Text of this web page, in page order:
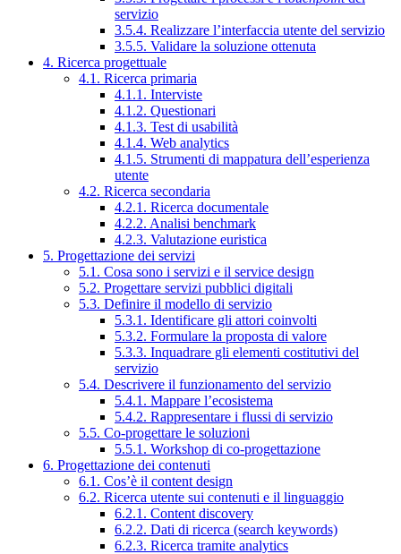
servizio
3.5.4. Realizzare l’interfaccia utente del servizio
3.5.5. Validare la soluzione ottenuta
4. Ricerca progettuale
4.1. Ricerca primaria
4.1.1. Interviste
4.1.2. Questionari
4.1.3. Test di usabilità
4.1.4. Web analytics
4.1.5. Strumenti di mappatura dell’esperienza
utente
4.2. Ricerca secondaria
4.2.1. Ricerca documentale
4.2.2. Analisi benchmark
4.2.3. Valutazione euristica
5. Progettazione dei servizi
5.1. Cosa sono i servizi e il service design
5.2. Progettare servizi pubblici digitali
5.3. Definire il modello di servizio
5.3.1. Identificare gli attori coinvolti
5.3.2. Formulare la proposta di valore
5.3.3. Inquadrare gli elementi costitutivi del
servizio
5.4. Descrivere il funzionamento del servizio
5.4.1. Mappare l’ecosistema
5.4.2. Rappresentare i flussi di servizio
5.5. Co-progettare le soluzioni
5.5.1. Workshop di co-progettazione
6. Progettazione dei contenuti
6.1. Cos’è il content design
6.2. Ricerca utente sui contenuti e il linguaggio
6.2.1. Content discovery
6.2.2. Dati di ricerca (search keywords)
6.2.3. Ricerca tramite analytics